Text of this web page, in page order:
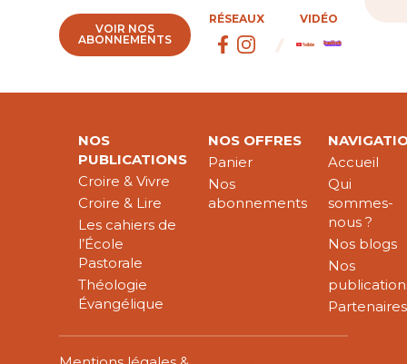
VOIR NOS
ABONNEMENTS
RÉSEAUX VIDÉO
NOS
PUBLICATIONS
Croire & Vivre
Croire & Lire
Les cahiers de
l’École
Pastorale
Théologie
Évangélique
NOS OFFRES
Panier
Nos
abonnements
Accueil
Qui
sommes-
nous ?
Nos blogs
Nos
Partenaires